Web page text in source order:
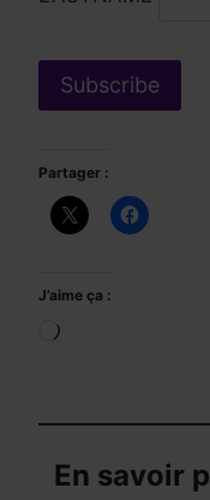
Partager :
J’aime ça :
Chargement…
En savoir